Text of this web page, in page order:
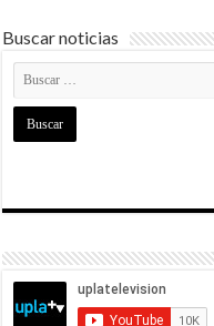
Buscar noticias